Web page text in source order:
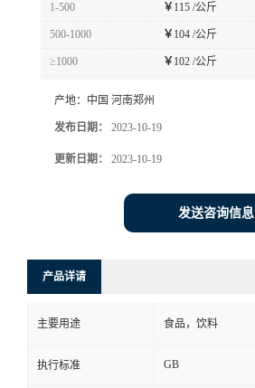
1-500 ￥ 115 /公斤
500-1000 ￥ 104 /公斤
≥1000 ￥ 102 /公斤
产地： 中国 河南郑州
发布日期： 2023-10-19
更新日期： 2023-10-19
发送咨询信息
产品详请
主要用途 食品，饮料
执行标准 GB